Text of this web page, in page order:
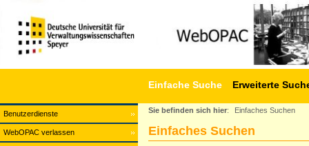
Benutzerdienste
WebOPAC verlassen
Einfache Suche Erweiterte
Sie befinden sich hier: Einfaches Suchen
Einfaches Suchen